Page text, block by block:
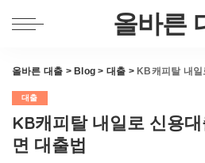
올바른
올바른 대출 > Blog > 대출 > KB캐피탈 내일로
대출
KB캐피탈 내일로 신용
면 대출법